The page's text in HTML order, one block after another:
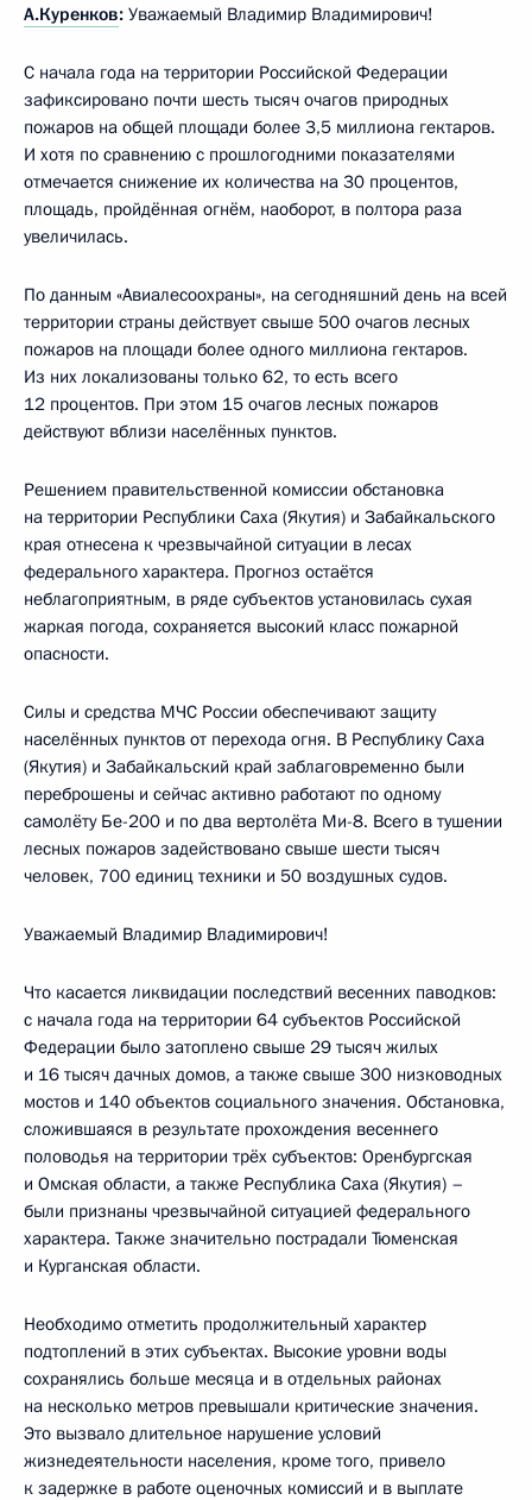
А.Куренков: Уважаемый Владимир Владимирович!
С начала года на территории Российской Федерации
зафиксировано почти шесть тысяч очагов природных
пожаров на общей площади более 3,5 миллиона гектаров.
И хотя по сравнению с прошлогодними показателями
отмечается снижение их количества на 30 процентов,
площадь, пройдённая огнём, наоборот, в полтора раза
увеличилась.
По данным «Авиалесоохраны», на сегодняшний день на всей
территории страны действует свыше 500 очагов лесных
пожаров на площади более одного миллиона гектаров.
Из них локализованы только 62, то есть всего
12 процентов. При этом 15 очагов лесных пожаров
действуют вблизи населённых пунктов.
Решением правительственной комиссии обстановка
на территории Республики Саха (Якутия) и Забайкальского
края отнесена к чрезвычайной ситуации в лесах
федерального характера. Прогноз остаётся
неблагоприятным, в ряде субъектов установилась сухая
жаркая погода, сохраняется высокий класс пожарной
опасности.
Силы и средства МЧС России обеспечивают защиту
населённых пунктов от перехода огня. В Республику Саха
(Якутия) и Забайкальский край заблаговременно были
переброшены и сейчас активно работают по одному
самолёту Бе-200 и по два вертолёта Ми-8. Всего в тушении
лесных пожаров задействовано свыше шести тысяч
человек, 700 единиц техники и 50 воздушных судов.
Уважаемый Владимир Владимирович!
Что касается ликвидации последствий весенних паводков:
с начала года на территории 64 субъектов Российской
Федерации было затоплено свыше 29 тысяч жилых
и 16 тысяч дачных домов, а также свыше 300 низководных
мостов и 140 объектов социального значения. Обстановка,
сложившаяся в результате прохождения весеннего
половодья на территории трёх субъектов: Оренбургская
и Омская области, а также Республика Саха (Якутия) –
были признаны чрезвычайной ситуацией федерального
характера. Также значительно пострадали Тюменская
и Курганская области.
Необходимо отметить продолжительный характер
подтоплений в этих субъектах. Высокие уровни воды
сохранялись больше месяца и в отдельных районах
на несколько метров превышали критические значения.
Это вызвало длительное нарушение условий
жизнедеятельности населения, кроме того, привело
к задержке в работе оценочных комиссий и в выплате